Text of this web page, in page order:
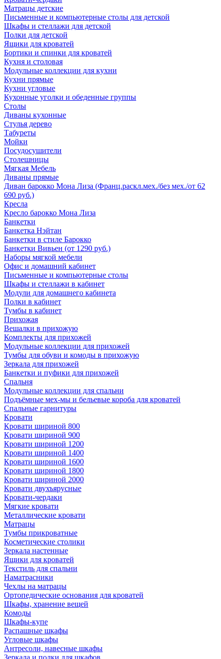
Матрацы детские
Письменные и компьютерные столы для детской
Шкафы и стеллажи для детской
Полки для детской
Ящики для кроватей
Бортики и спинки для кроватей
Кухня и столовая
Модульные коллекции для кухни
Кухни прямые
Кухни угловые
Кухонные уголки и обеденные группы
Столы
Диваны кухонные
Стулья дерево
Табуреты
Мойки
Посудосушители
Столешницы
Мягкая Мебель
Диваны прямые
Диван барокко Мона Лиза (Франц.раскл.мех./без мех./от 62
690 руб.)
Кресла
Кресло барокко Мона Лиза
Банкетки
Банкетка Нэйтан
Банкетки в стиле Барокко
Банкетки Вивьен (от 1290 руб.)
Наборы мягкой мебели
Офис и домашний кабинет
Письменные и компьютерные столы
Шкафы и стеллажи в кабинет
Модули для домашнего кабинета
Полки в кабинет
Тумбы в кабинет
Прихожая
Вешалки в прихожую
Комплекты для прихожей
Модульные коллекции для прихожей
Тумбы для обуви и комоды в прихожую
Зеркала для прихожей
Банкетки и пуфики для прихожей
Спальня
Модульные коллекции для спальни
Подъёмные мех-мы и бельевые короба для кроватей
Спальные гарнитуры
Кровати
Кровати шириной 800
Кровати шириной 900
Кровати шириной 1200
Кровати шириной 1400
Кровати шириной 1600
Кровати шириной 1800
Кровати шириной 2000
Кровати двухъярусные
Кровати-чердаки
Мягкие кровати
Металлические кровати
Матрацы
Тумбы прикроватные
Косметические столики
Зеркала настенные
Ящики для кроватей
Текстиль для спальни
Наматрасники
Чехлы на матрацы
Ортопедические основания для кроватей
Шкафы, хранение вещей
Комоды
Шкафы-купе
Распашные шкафы
Угловые шкафы
Антресоли, навесные шкафы
Зеркала и полки для шкафов